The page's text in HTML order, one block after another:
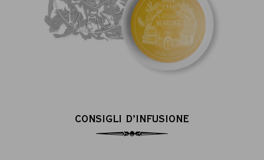
CONSIGLI D’INFUSIONE